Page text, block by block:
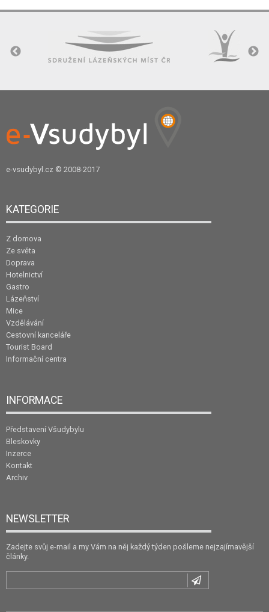
e-vsudybyl.cz © 2008-2017
KATEGORIE
Z domova
Ze světa
Doprava
Hotelnictví
Gastro
Lázeňství
Mice
Vzdělávání
Cestovní kanceláře
Tourist Board
Informační centra
INFORMACE
Představení Všudybylu
Bleskovky
Inzerce
Kontakt
Archiv
NEWSLETTER
Zadejte svůj e-mail a my Vám na něj každý týden pošleme nejzajímavější
články.